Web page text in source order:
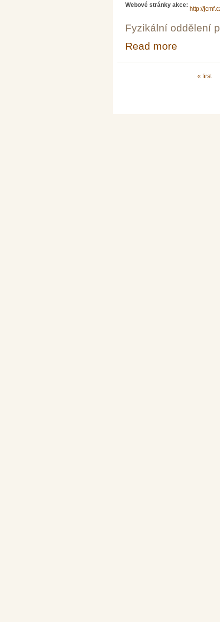
Webové stránky akce:
http://
Fyzikální oddělení
Read more
« first